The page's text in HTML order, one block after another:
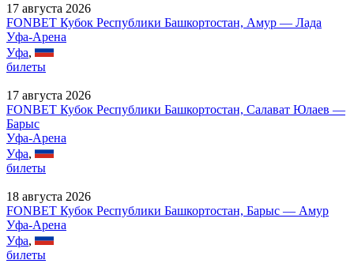
17 августа 2026
FONBET Кубок Республики Башкортостан, Амур — Лада
Уфа-Арена
Уфа,
билеты
17 августа 2026
FONBET Кубок Республики Башкортостан, Салават Юлаев —
Барыс
Уфа-Арена
Уфа,
билеты
18 августа 2026
FONBET Кубок Республики Башкортостан, Барыс — Амур
Уфа-Арена
Уфа,
билеты